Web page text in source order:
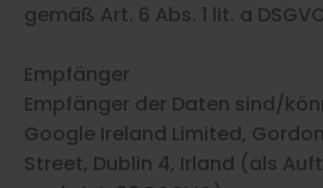
gemäß Art. 6 Abs. 1 lit. a
Empfänger
Empfänger der Daten sind/
Google Ireland Limited,
Street, Dublin 4, Irland (als